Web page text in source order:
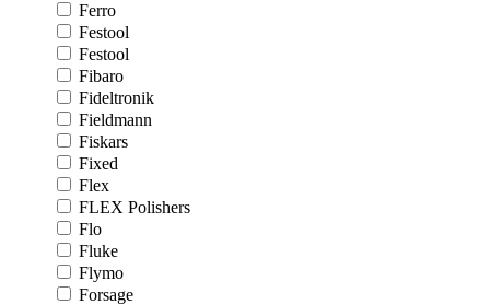
Ferro
Festool
Festool
Fibaro
Fideltronik
Fieldmann
Fiskars
Fixed
Flex
FLEX Polishers
Flo
Fluke
Flymo
Forsage